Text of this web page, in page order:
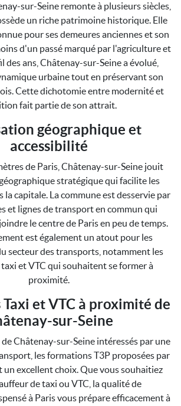
sur-Seine remonte à plusieurs siècles,
un riche patrimoine historique. Elle
pour ses demeures anciennes et son
d'un passé marqué par l'agriculture et
des ans, Châtenay-sur-Seine a évolué,
urbaine tout en préservant son
Cette dichotomie entre modernité et
fait partie de son attrait.
géographique et
accessibilité
de Paris, Châtenay-sur-Seine jouit
stratégique qui facilite les
la capitale. La commune est desservie par
et lignes de transport en commun qui
le centre de Paris en peu de temps.
est également un atout pour les
secteur des transports, notamment les
et VTC qui souhaitent se former à
proximité.
Taxi et VTC à proximité de
sur-Seine
Châtenay-sur-Seine intéressés par une
les formations T3P proposées par
un excellent choix. Que vous souhaitiez
de taxi ou VTC, la qualité de
à Paris vous prépare efficacement à